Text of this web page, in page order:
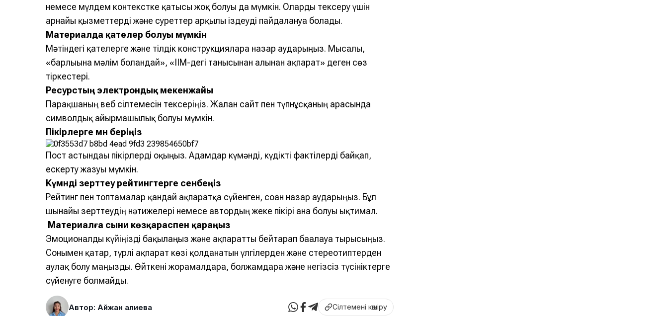
немесе мүлдем контекстке қатысы жоқ болуы да мүмкін. Оларды тексеру үшін
арнайы қызметтерді және суреттер арқылы іздеуді пайдалануға болады.
Материалда қателер болуы мүмкін
Мәтіндегі қателерге және тілдік конструкцияларға назар аударыңыз. Мысалы,
«барлығына мәлім болғандай», «ІІМ-дегі танысынан алынған ақпарат» деген сөз
тіркестері.
Ресурстың электрондық мекенжайы
Парақшаның веб сілтемесін тексеріңіз. Жалған сайт пен түпнұсқаның арасында
символдық айырмашылық болуы мүмкін.
Пікірлерге мән беріңіз
Пост астындағы пікірлерді оқыңыз. Адамдар күмәнді, күдікті фактілерді байқап,
ескерту жазуы мүмкін.
Күмәнді зерттеу рейтингтерге сенбеңіз
Рейтинг пен топтамалар қандай ақпаратқа сүйенген, соған назар аударыңыз. Бұл
шынайы зерттеудің нәтижелері немесе автордың жеке пікірі ғана болуы ықтимал.
Материалға сыни көзқараспен қараңыз
Эмоционалды күйіңізді бақылаңыз және ақпаратты бейтарап бағалауға тырысыңыз.
Сонымен қатар, түрлі ақпарат көзі қолданатын үлгілерден және стереотиптерден
аулақ болу маңызды. Өйткені жорамалдарға, болжамдарға және негізсіз түсініктерге
сүйенуге болмайды.
Автор: Айжан Қалиева Сілтемені көшіру